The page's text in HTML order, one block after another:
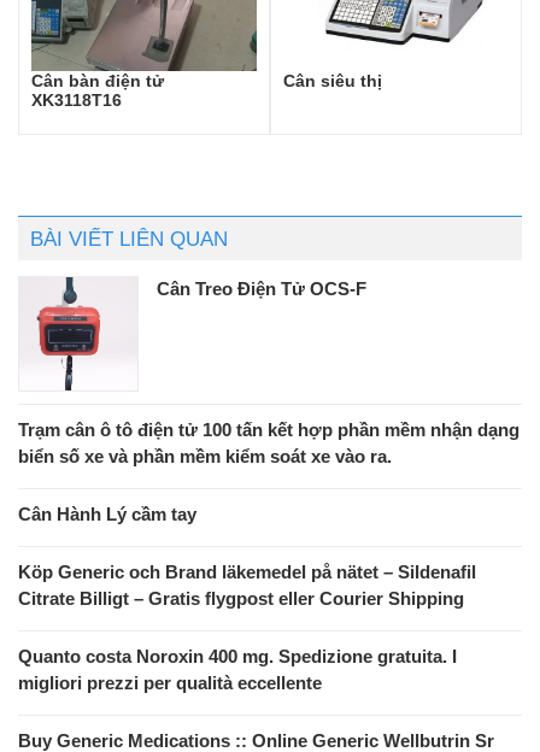
Cân bàn điện tử
XK3118T16
Cân siêu thị
BÀI VIẾT LIÊN QUAN
Cân Treo Điện Tử OCS-F
Trạm cân ô tô điện tử 100 tấn kết hợp phần mềm nhận dạng
biển số xe và phần mềm kiểm soát xe vào ra.
Cân Hành Lý cầm tay
Köp Generic och Brand läkemedel på nätet – Sildenafil
Citrate Billigt – Gratis flygpost eller Courier Shipping
Quanto costa Noroxin 400 mg. Spedizione gratuita. I
migliori prezzi per qualità eccellente
Buy Generic Medications :: Online Generic Wellbutrin Sr